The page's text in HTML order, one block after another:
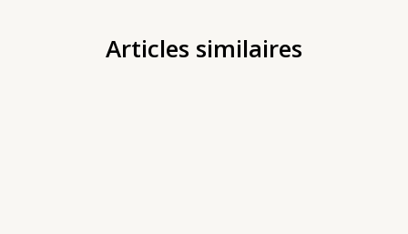
Articles similaires